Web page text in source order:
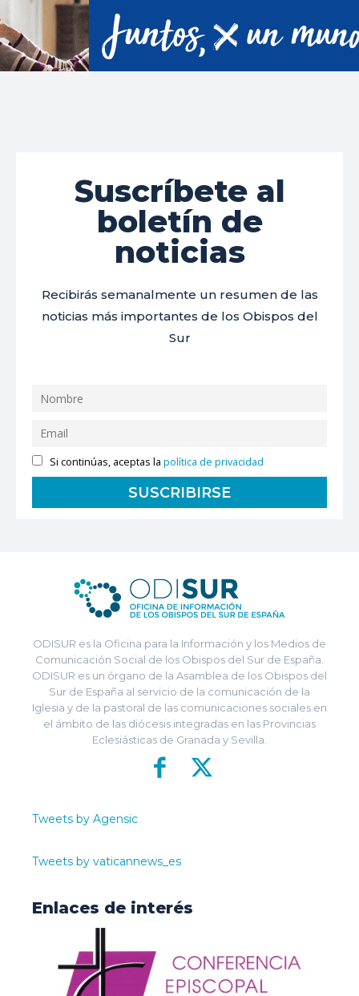
Suscríbete al
boletín de
noticias
Recibirás semanalmente un resumen de las
noticias más importantes de los Obispos del
Sur
Si continúas, aceptas lapolítica de privacidad
ODISUR es la Oficina para la Información y los Medios de
Comunicación Social de los Obispos del Sur de España.
ODISUR es un órgano de la Asamblea de los Obispos del
Sur de España al servicio de la comunicación de la
Iglesia y de la pastoral de las comunicaciones sociales en
el ámbito de las diócesis integradas en las Provincias
Eclesiásticas de Granada y Sevilla.
Tweets by Agensic
Tweets by vaticannews_es
Enlaces de interés